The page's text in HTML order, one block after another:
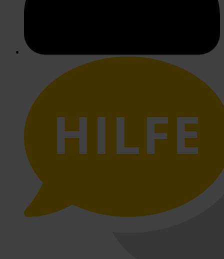
HILFE